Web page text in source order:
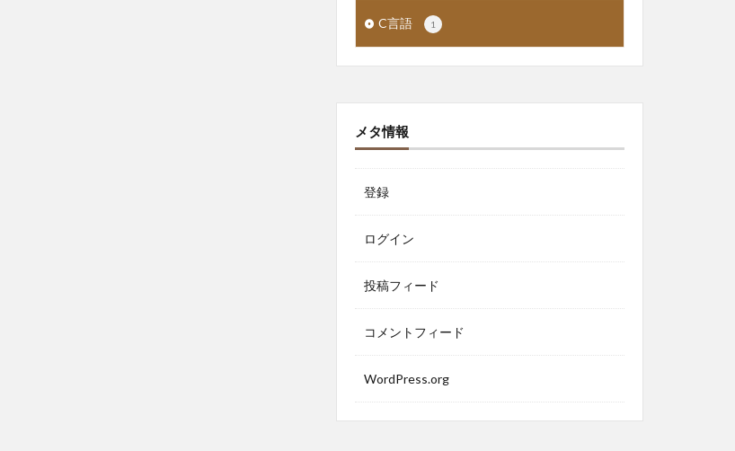
C言語 1
メタ情報
登録
ログイン
投稿フィード
コメントフィード
WordPress.org